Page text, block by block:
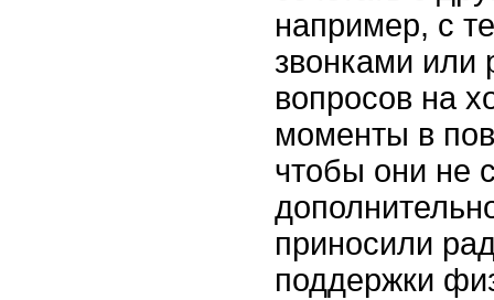
например, с
звонками или
вопросов на
моменты в
чтобы они не
приносили
поддержки